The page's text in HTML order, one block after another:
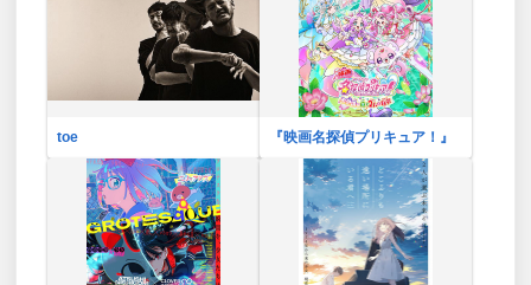
toe 『映画名探偵プリキュア！』